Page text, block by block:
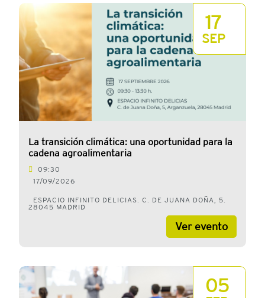
17
SEP
La transición climática: una oportunidad para la
cadena agroalimentaria
09:30
17/09/2026
ESPACIO INFINITO DELICIAS. C. DE JUANA DOÑA, 5.
28045 MADRID
Ver evento
05